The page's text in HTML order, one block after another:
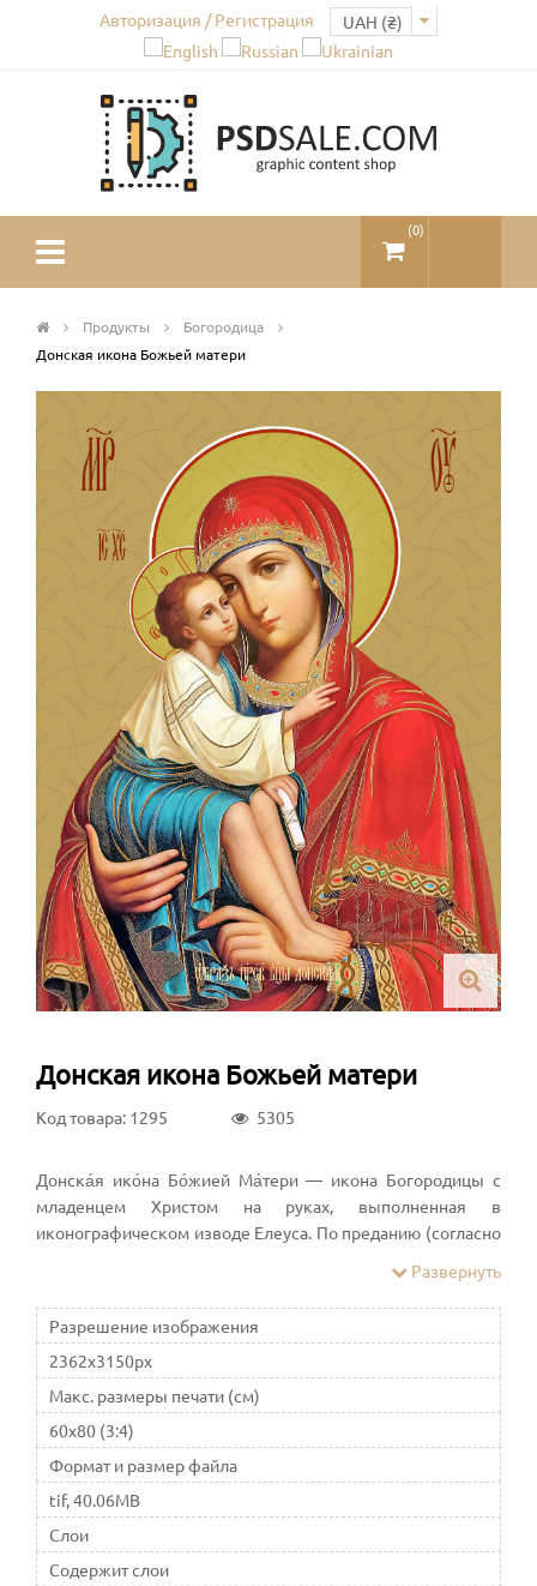
Авторизация / Регистрация
(0)
Продукты
Богородица
Донская икона Божьей матери
Донская икона Божьей матери
Код товара: 1295 5305
Донска́я ико́на Бо́жией Ма́тери — икона Богородицы с
младенцем Христом на руках, выполненная в
иконографическом изводе Елеуса. По преданию (согласно
1692 года), была поднесена донскими казаками из
городка Сиротина московскому князю Дмитрию Донскому
перед Куликовской битвой (1380 год). В Русской церкви
икона почитается чудотворной, празднование в её честь
совершается 19 августа по юлианскому календарю
Развернуть
Разрешение изображения
2362x3150px
Макс. размеры печати (см)
60x80 (3:4)
Формат и размер файла
tif, 40.06MB
Слои
Содержит слои